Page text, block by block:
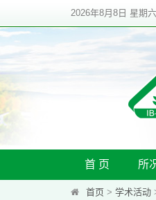
2026年8月8日 星期六
首 页 所
首页 > 学术活动